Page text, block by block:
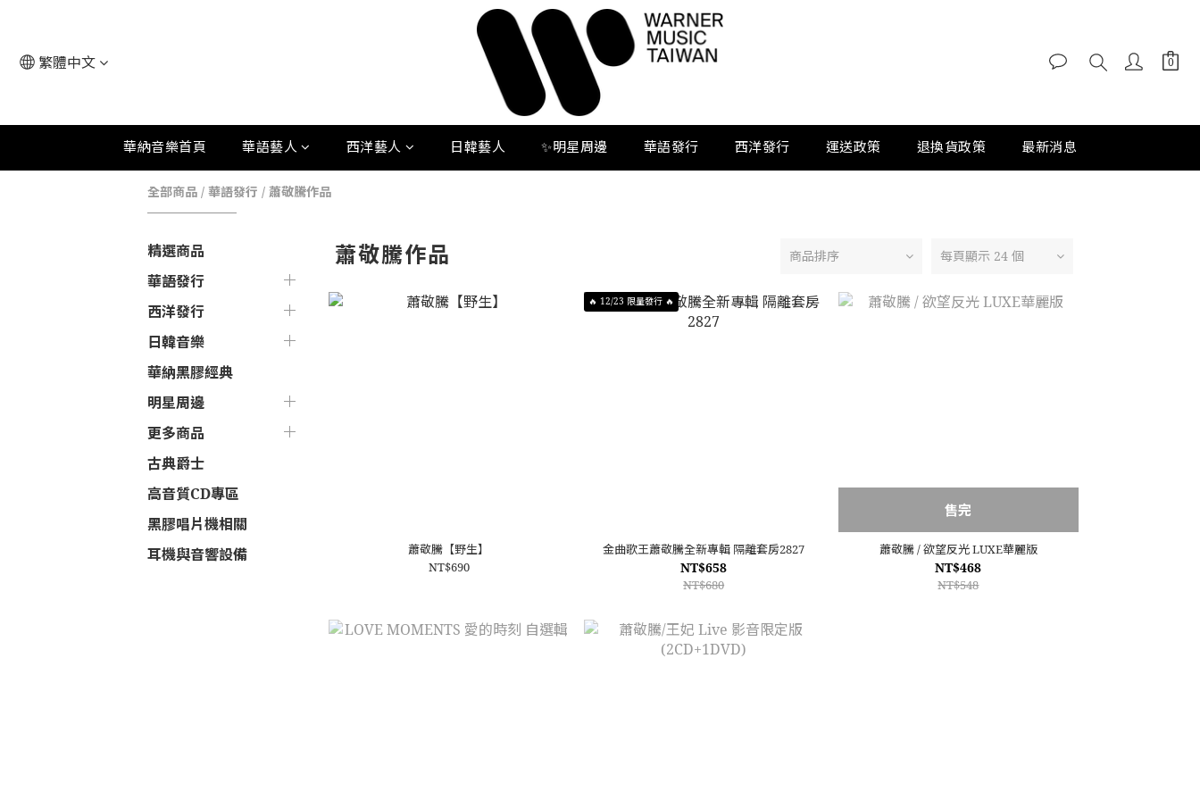
繁體中文
華納音樂首頁 華語藝人 西洋藝人 日韓藝人 ✨明星周邊 華語發行 西洋發行 運送政策 退換貨政策 最新消息
全部商品 / 華語發行 / 蕭敬騰作品
精選商品
華語發行
西洋發行
日韓音樂
華納黑膠經典
明星周邊
更多商品
古典爵士
高音質CD專區
黑膠唱片機相關
耳機與音響設備
蕭敬騰作品 商品排序 每頁顯示 24 個
蕭敬騰【野生】
NT$690
🔥 12/23 限量發行 🔥
金曲歌王蕭敬騰全新專輯 隔離套房2827
NT$658
NT$680
售完
蕭敬騰 / 欲望反光 LUXE華麗版
NT$468
NT$548